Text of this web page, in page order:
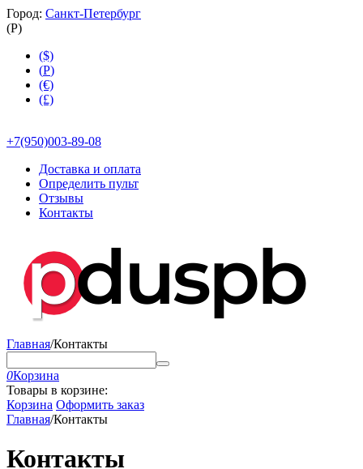
Город: Санкт-Петербург
(Р)
($)
(Р)
(€)
(£)
+7(950)003-89-08
Доставка и оплата
Определить пульт
Отзывы
Контакты
Главная/Контакты
0Корзина
Товары в корзине:
Корзина Оформить заказ
Главная/Контакты
Контакты